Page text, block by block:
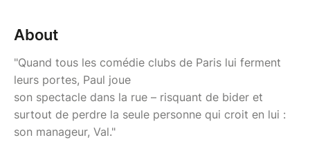
About
"Quand tous les comédie clubs de Paris lui ferment
leurs portes, Paul joue
son spectacle dans la rue – risquant de bider et
surtout de perdre la seule personne qui croit en lui :
son manageur, Val."